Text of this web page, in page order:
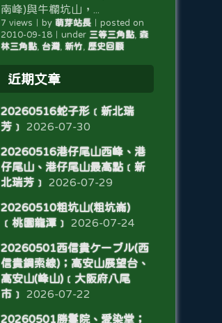
南峰)與牛欄坑山，...
7 views by 萌芽站長｜ posted on
2010-09-18｜ under 三等三角點, 森
林三角點, 台灣, 新竹, 歷史回顧
近期文章
20260516蛇子形﹝新北瑞
芳﹞
2026-07-30
20260516港仔尾山西峰、港
仔尾山、港仔尾山最高點﹝新
北瑞芳﹞
2026-07-29
20260510粗坑山(粗坑崙)
﹝桃園龍潭﹞
2026-07-24
20260501西信貴ケーブル(西
信貴鋼索線)；高安山展望台、
高安山(峰山)﹝大阪府八尾
市﹞
2026-07-22
20260501勝鬘院、愛染堂；